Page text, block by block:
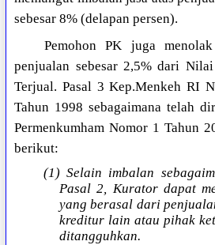
sebesar 8% (delapan persen).
Pemohon PK juga
penjualan sebesar 2,5% dari
Terjual. Pasal 3 Kep.Menkeh RI
Tahun 1998 sebagaimana telah
Permenkumham Nomor 1 Tahun
berikut:
(1) Selain imbalan
Pasal 2, Kurator dapat
yang berasal dari
kreditur lain atau pihak
ditangguhkan.